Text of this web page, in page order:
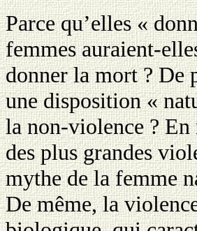
Parce qu’elles «
femmes auraient-
donner la mort ? De
une disposition «
la non-violence ? En
des plus grandes
mythe de la femme
De même, la